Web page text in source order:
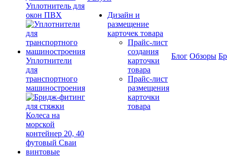
Уплотнитель для
окон ПВХ
Уплотнители
для
транспортного
машиностроения
Дизайн и
размещение
карточек товара
Прайс-лист
создания
карточки
товара
Прайс-лист
размещения
карточки
товара
Блог Обзоры